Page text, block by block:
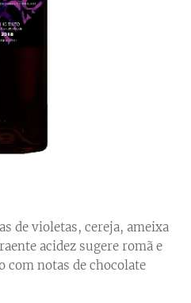
de violetas, cereja, ameixa
acidez sugere romã e
com notas de chocolate